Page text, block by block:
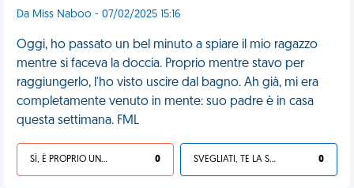
Da Miss Naboo - 07/02/2025 15:16
Oggi, ho passato un bel minuto a spiare il mio ragazzo
mentre si faceva la doccia. Proprio mentre stavo per
raggiungerlo, l'ho visto uscire dal bagno. Ah già, mi era
completamente venuto in mente: suo padre è in casa
questa settimana. FML
SÌ, È PROPRIO UNA VDM! 0 SVEGLIATI, TE LA SEI CERCATA! 0